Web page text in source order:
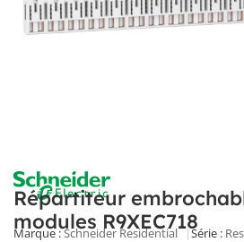
Répartiteur
modules R9XEC718
Marque :Schneider Residential Série :